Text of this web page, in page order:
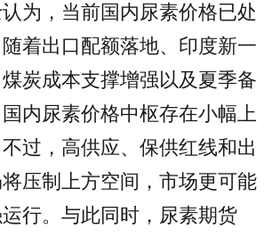
为，当前国内尿素价格已处
着出口配额落地、印度新一
炭成本支撑增强以及夏季备
内尿素价格中枢存在小幅上
过，高供应、保供红线和出
压制上方空间，市场更可能
行。与此同时，尿素期货